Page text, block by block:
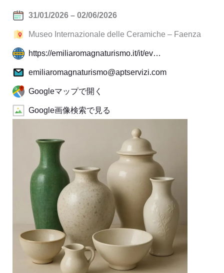
31/01/2026 – 02/06/2026
Museo Internazionale delle Ceramiche – Faenza
https://emiliaromagnaturismo.it/it/ev…
emiliaromagnaturismo@aptservizi.com
Googleマップで開く
Google画像検索で見る